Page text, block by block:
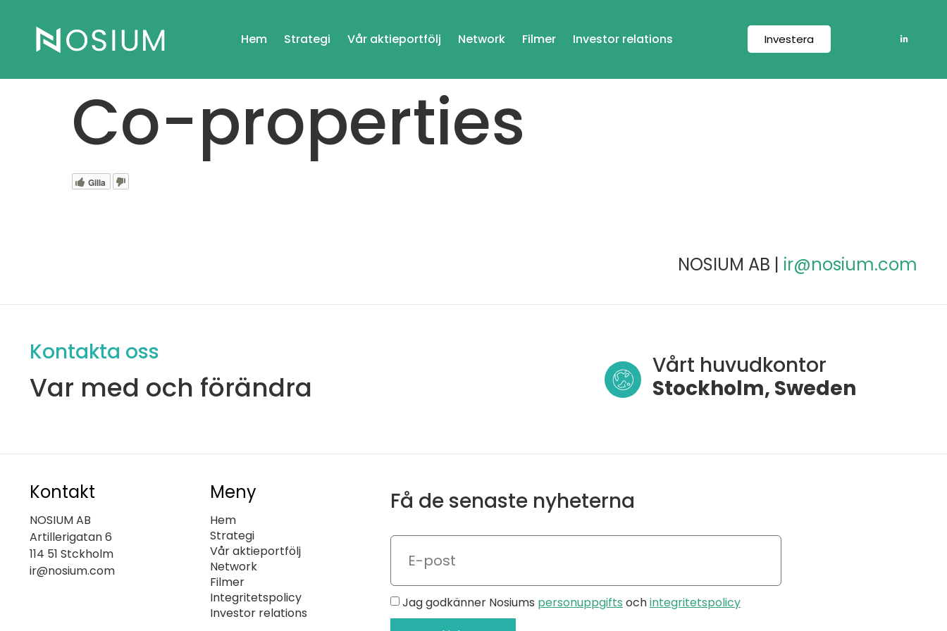
Hem Strategi Vår aktieportfölj Network Filmer Investor relations Investera
Co-properties
Gilla
NOSIUM AB | ir@nosium.com
Kontakta oss
Var med och förändra
Vårt huvudkontor
Stockholm, Sweden
Kontakt
NOSIUM AB
Artillerigatan 6
114 51 Stckholm
ir@nosium.com
Meny
Hem
Strategi
Vår aktieportfölj
Network
Filmer
Integritetspolicy
Investor relations
Få de senaste nyheterna
Jag godkänner Nosiums personuppgifts ochintegritetspolicy